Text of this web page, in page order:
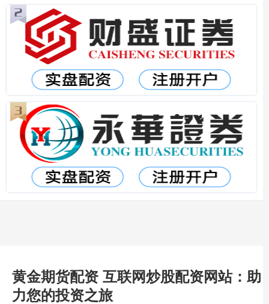
黄金期货配资 互联网炒股配资网站：助
力您的投资之旅